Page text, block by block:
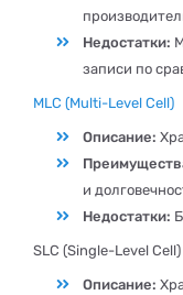
Недостатки:
записи по
MLC (Multi-Level Cell)
Описание:
и
Недостатки:
SLC (Single-Level Cell)
Описание: